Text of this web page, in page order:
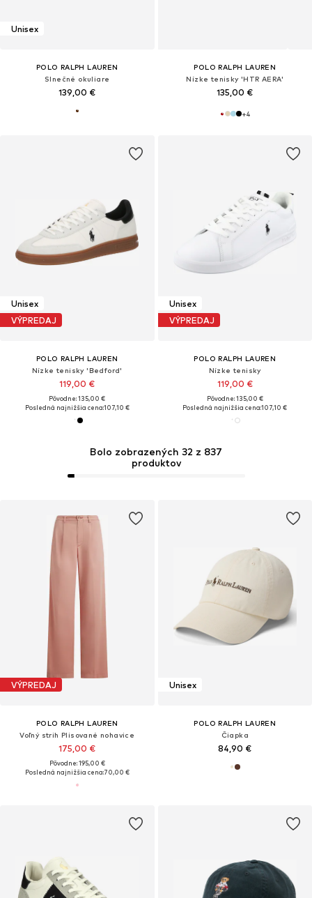
Unisex
POLO RALPH LAUREN
Slnečné okuliare
139,00 €
POLO RALPH LAUREN
Nízke tenisky 'HTR AERA'
135,00 €
+4
Unisex
VÝPREDAJ
POLO RALPH LAUREN
Nízke tenisky 'Bedford'
119,00 €
Pôvodne: 135,00 €
Posledná najnižšia cena:107,10 €
Unisex
VÝPREDAJ
POLO RALPH LAUREN
Nízke tenisky
119,00 €
Pôvodne: 135,00 €
Posledná najnižšia cena:107,10 €
Bolo zobrazených 32 z 837
produktov
VÝPREDAJ
POLO RALPH LAUREN
Voľný strih Plisované nohavice
175,00 €
Pôvodne: 195,00 €
Posledná najnižšia cena:70,00 €
Unisex
POLO RALPH LAUREN
Čiapka
84,90 €